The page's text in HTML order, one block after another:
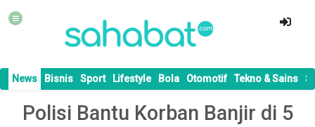
News Bisnis Sport Lifestyle Bola Otomotif Tekno & Sains
Polisi Bantu Korban Banjir di 5